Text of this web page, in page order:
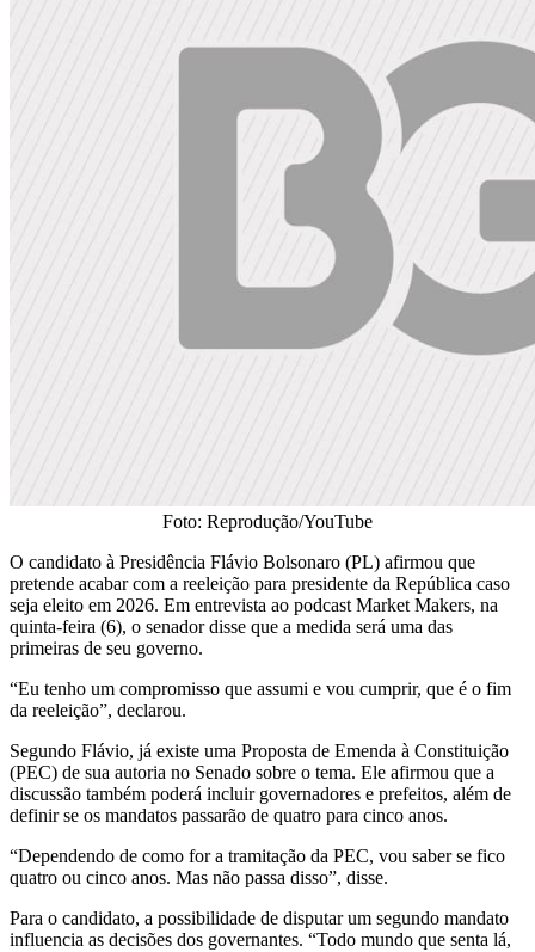
Foto: Reprodução/YouTube
O candidato à Presidência Flávio Bolsonaro (PL) afirmou que
pretende acabar com a reeleição para presidente da República caso
seja eleito em 2026. Em entrevista ao podcast Market Makers, na
quinta-feira (6), o senador disse que a medida será uma das
primeiras de seu governo.
“Eu tenho um compromisso que assumi e vou cumprir, que é o fim
da reeleição”, declarou.
Segundo Flávio, já existe uma Proposta de Emenda à Constituição
(PEC) de sua autoria no Senado sobre o tema. Ele afirmou que a
discussão também poderá incluir governadores e prefeitos, além de
definir se os mandatos passarão de quatro para cinco anos.
“Dependendo de como for a tramitação da PEC, vou saber se fico
quatro ou cinco anos. Mas não passa disso”, disse.
Para o candidato, a possibilidade de disputar um segundo mandato
influencia as decisões dos governantes. “Todo mundo que senta lá,